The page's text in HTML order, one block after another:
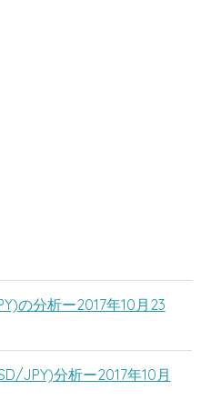
の分析ー2017年10月23
JPY)分析ー2017年10月